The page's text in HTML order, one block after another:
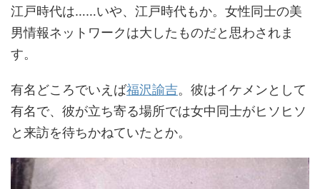
江戸時代は……いや、江戸時代もか。女性同士の美
男情報ネットワークは大したものだと思わされま
す。
有名どころでいえば福沢諭吉。彼はイケメンとして
有名で、彼が立ち寄る場所では女中同士がヒソヒソ
と来訪を待ちかねていたとか。